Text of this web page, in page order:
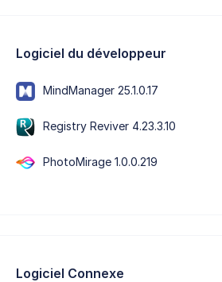
Logiciel du développeur
MindManager 25.1.0.17
Registry Reviver 4.23.3.10
PhotoMirage 1.0.0.219
Logiciel Connexe